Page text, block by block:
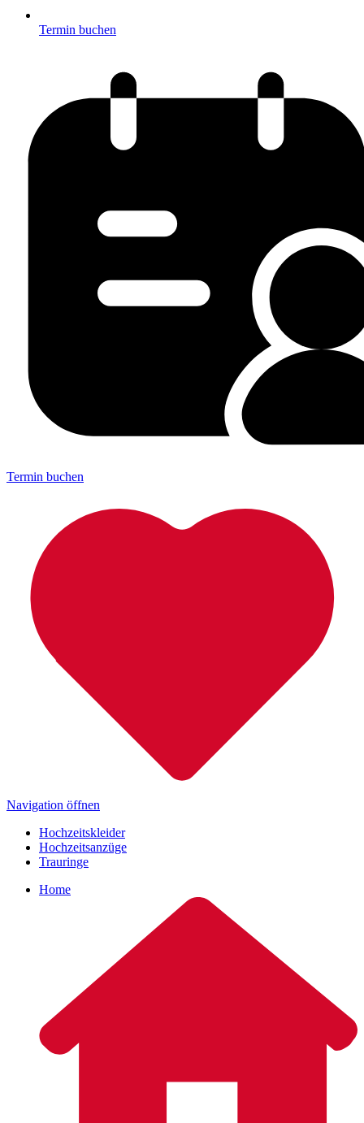
Termin buchen
Termin buchen
Navigation öffnen
Hochzeitskleider
Hochzeitsanzüge
Trauringe
Home